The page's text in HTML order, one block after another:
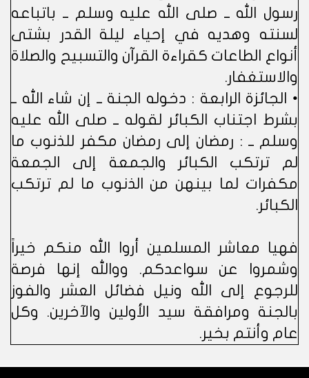
رسول الله ــ صلى الله عليه وسلم ــ باتباعه
لسنته وهديه في إحياء ليلة القدر بشتى
أنواع الطاعات كقراءة القرآن والتسبيح والصلاة
والاستغفار.
• الجائزة الرابعة : دخوله الجنة ــ إن شاء الله ــ
بشرط اجتناب الكبائر لقوله ــ صلى الله عليه
وسلم ــ : رمضان إلى رمضان مكفر للذنوب ما
لم ترتكب الكبائر والجمعة إلى الجمعة
مكفرات لما بينهن من الذنوب ما لم ترتكب
الكبائر.
فهيا معاشر المسلمين أروا الله منكم خيراً
وشمروا عن سواعدكم. ووالله إنها فرصة
للرجوع إلى الله ونيل فضائل العشر والفوز
بالجنة ومرافقة سيد الأولين والآخرين. وكل
عام وأنتم بخير.